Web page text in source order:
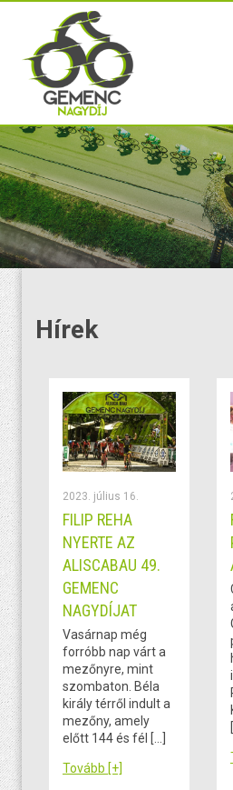
Hírek
2023. július 16.
FILIP REHA
NYERTE AZ
ALISCABAU 49.
GEMENC
NAGYDÍJAT
Vasárnap még
forróbb nap várt a
mezőnyre, mint
szombaton. Béla
király térről indult a
mezőny, amely
előtt 144 és fél […]
Tovább [+]